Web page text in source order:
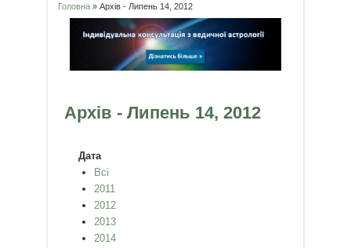
Ви є тут
Головна» Архів - Липень 14, 2012
Архів - Липень 14, 2012
Дата
Всі
2011
2012
2013
2014